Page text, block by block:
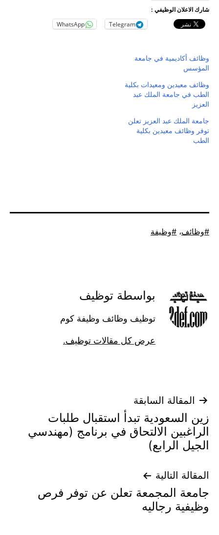
شارك الاعلان الوظيفي :
Telegram
WhatsApp
وظائف أكاديمية في جامعة
المؤسس
وظائف معيدين ومعيدات بكلية
الطب في جامعة الملك عبد
العزيز
جامعة الملك عبد العزيز تعلن
توفر وظائف معيدين بكلية
الطب
موسوم
وظائف، وظيفة
بواسطة توظيف
توظيف وظائف وظيفة كوم
عرض كل مقالات توظيف.
تصفّح
المقالات
المقالة السابقة
زين السعودية تبدأ استقبال طلبات
الراغبين الالتحاق في برنامج (مهندسي
الجيل الرابع)
المقالة التالية
جامعة المجمعة تعلن عن توفر فرص
وظيفية رجاليه